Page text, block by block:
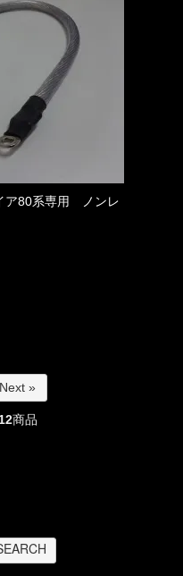
ア80系専用 ノンレ
Next »
商品